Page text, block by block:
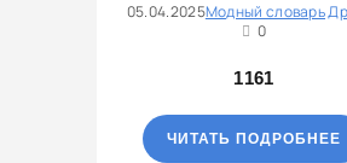
05.04.2025Модный словарь
0
1161
ЧИТАТЬ ПОДРОБНЕЕ